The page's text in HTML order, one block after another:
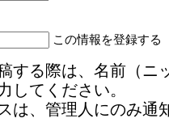
この情報を登録する
する際は、名前（ニ
してください。
は、管理人にのみ通